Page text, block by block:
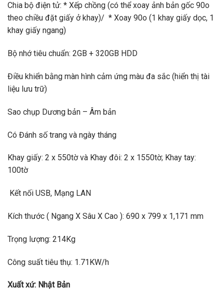
Chia bộ điện tử: * Xếp chồng (có thể xoay ảnh bản gốc 90o
theo chiều đặt giấy ở khay)/ * Xoay 90o (1 khay giấy dọc, 1
khay giấy ngang)
Bộ nhớ tiêu chuẩn: 2GB + 320GB HDD
Điều khiển bằng màn hình cảm ứng màu đa sắc (hiển thị tài
liệu lưu trữ)
Sao chụp Dương bản – Âm bản
Có Đánh số trang và ngày tháng
Khay giấy: 2 x 550tờ và Khay đôi: 2 x 1550tờ; Khay tay:
100tờ
Kết nối USB, Mạng LAN
Kích thước ( Ngang X Sâu X Cao ): 690 x 799 x 1,171 mm
Trọng lượng: 214Kg
Công suất tiêu thụ: 1.71KW/h
Xuất xứ: Nhật Bản